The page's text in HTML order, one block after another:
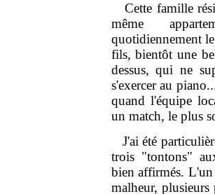
Cette famille
même
quotidiennement
fils, bientôt une
dessus, qui ne
s'exercer au
quand l'équipe
un match, le plus
J'ai été
trois "tontons"
bien affirmés.
malheur, plusieurs